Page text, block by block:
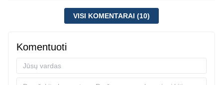
VISI KOMENTARAI (10)
Komentuoti